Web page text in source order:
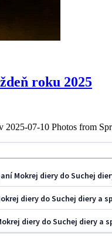
roku 2025
07-10 Photos from
Mokrej diery do Suchej
diery do Suchej diery a
diery do Suchej diery a